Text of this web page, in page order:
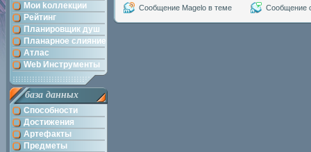
Мои kоллекции
Рейтинг
Планировщик душ
Планарное слияние
Атлас
Web Инструменты
база данных
Способности
Достижения
Артефакты
Предметы
Сообщение Magelo в теме
Сообщение